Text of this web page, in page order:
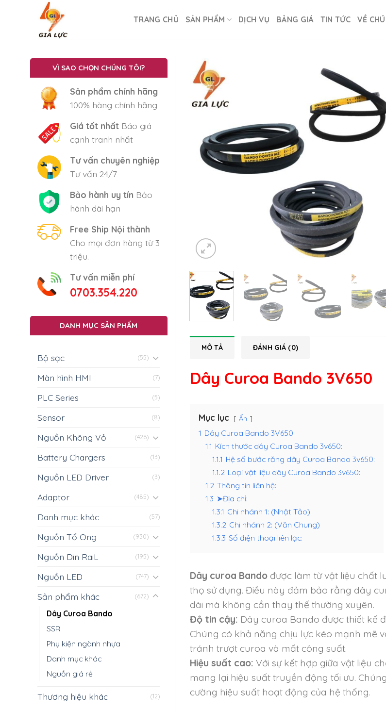
TRANG CHỦ SẢN PHẨM DỊCH VỤ BẢNG GIÁ TIN TỨC VỀ
VÌ SAO CHỌN CHÚNG TÔI?
Sản phẩm chính hãng
100% hàng chính hãng
Giá tốt nhấtBáo giá
cạnh tranh nhất
Tư vấn chuyên nghiệp
Tư vấn 24/7
Bảo hành uy tín Bảo
hành dài hạn
Free Ship Nội thành
Cho mọi đơn hàng từ 3
triệu.
Tư vấn miễn phí
0703.354.220
DANH MỤC SẢN PHẨM
Bộ sạc (55)
Màn hình HMI (7)
PLC Series (5)
Sensor (8)
Nguồn Không Vỏ (426)
Battery Chargers (13)
Nguồn LED Driver (3)
Adaptor (485)
Danh mục khác (57)
Nguồn Tổ Ong (930)
Nguồn Din RaiL (195)
Nguồn LED (747)
Sản phẩm khác (672)
Dây Curoa Bando
SSR
Phụ kiện ngành nhựa
Danh mục khác
Nguồn giá rẻ
Thương hiệu khác (12)
MÔ TẢ ĐÁNH GIÁ (0)
Dây Curoa Bando 3V650
Mục lục Ẩn
1 Dây Curoa Bando 3V650
1.1 Kích thước dây Curoa Bando 3v650:
1.1.1 Hệ số bước răng dây Curoa Bando 3v650:
1.1.2 Loại vật liệu dây Curoa Bando 3v650:
1.2 Thông tin liên hệ:
1.3 ➤Địa chỉ:
1.3.1 Chi nhánh 1: (Nhật Tảo)
1.3.2 Chi nhánh 2: (Văn Chung)
1.3.3 Số điện thoại liên lạc:
Dây curoa Bandođược làm từ vật liệu chất
thọ sử dụng. Điều này đảm bảo rằng dây
dài mà không cần thay thế thường xuyên.
Độ tin cậy: Dây curoa Bando được thiết kế
Chúng có khả năng chịu lực kéo mạnh mẽ
tránh trượt curoa và mất công suất.
Hiệu suất cao: Với sự kết hợp giữa vật liệu
mang lại hiệu suất truyền động tối ưu.
cường hiệu suất hoạt động của hệ thống.